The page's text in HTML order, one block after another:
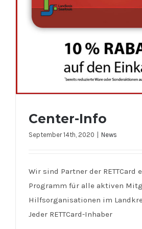
Center-Info
Center-Info
September 14th, 2020 News
Wir sind Partner der RETTCard
Programm für alle aktiven
Hilfsorganisationen im
Jeder RETTCard-Inhaber